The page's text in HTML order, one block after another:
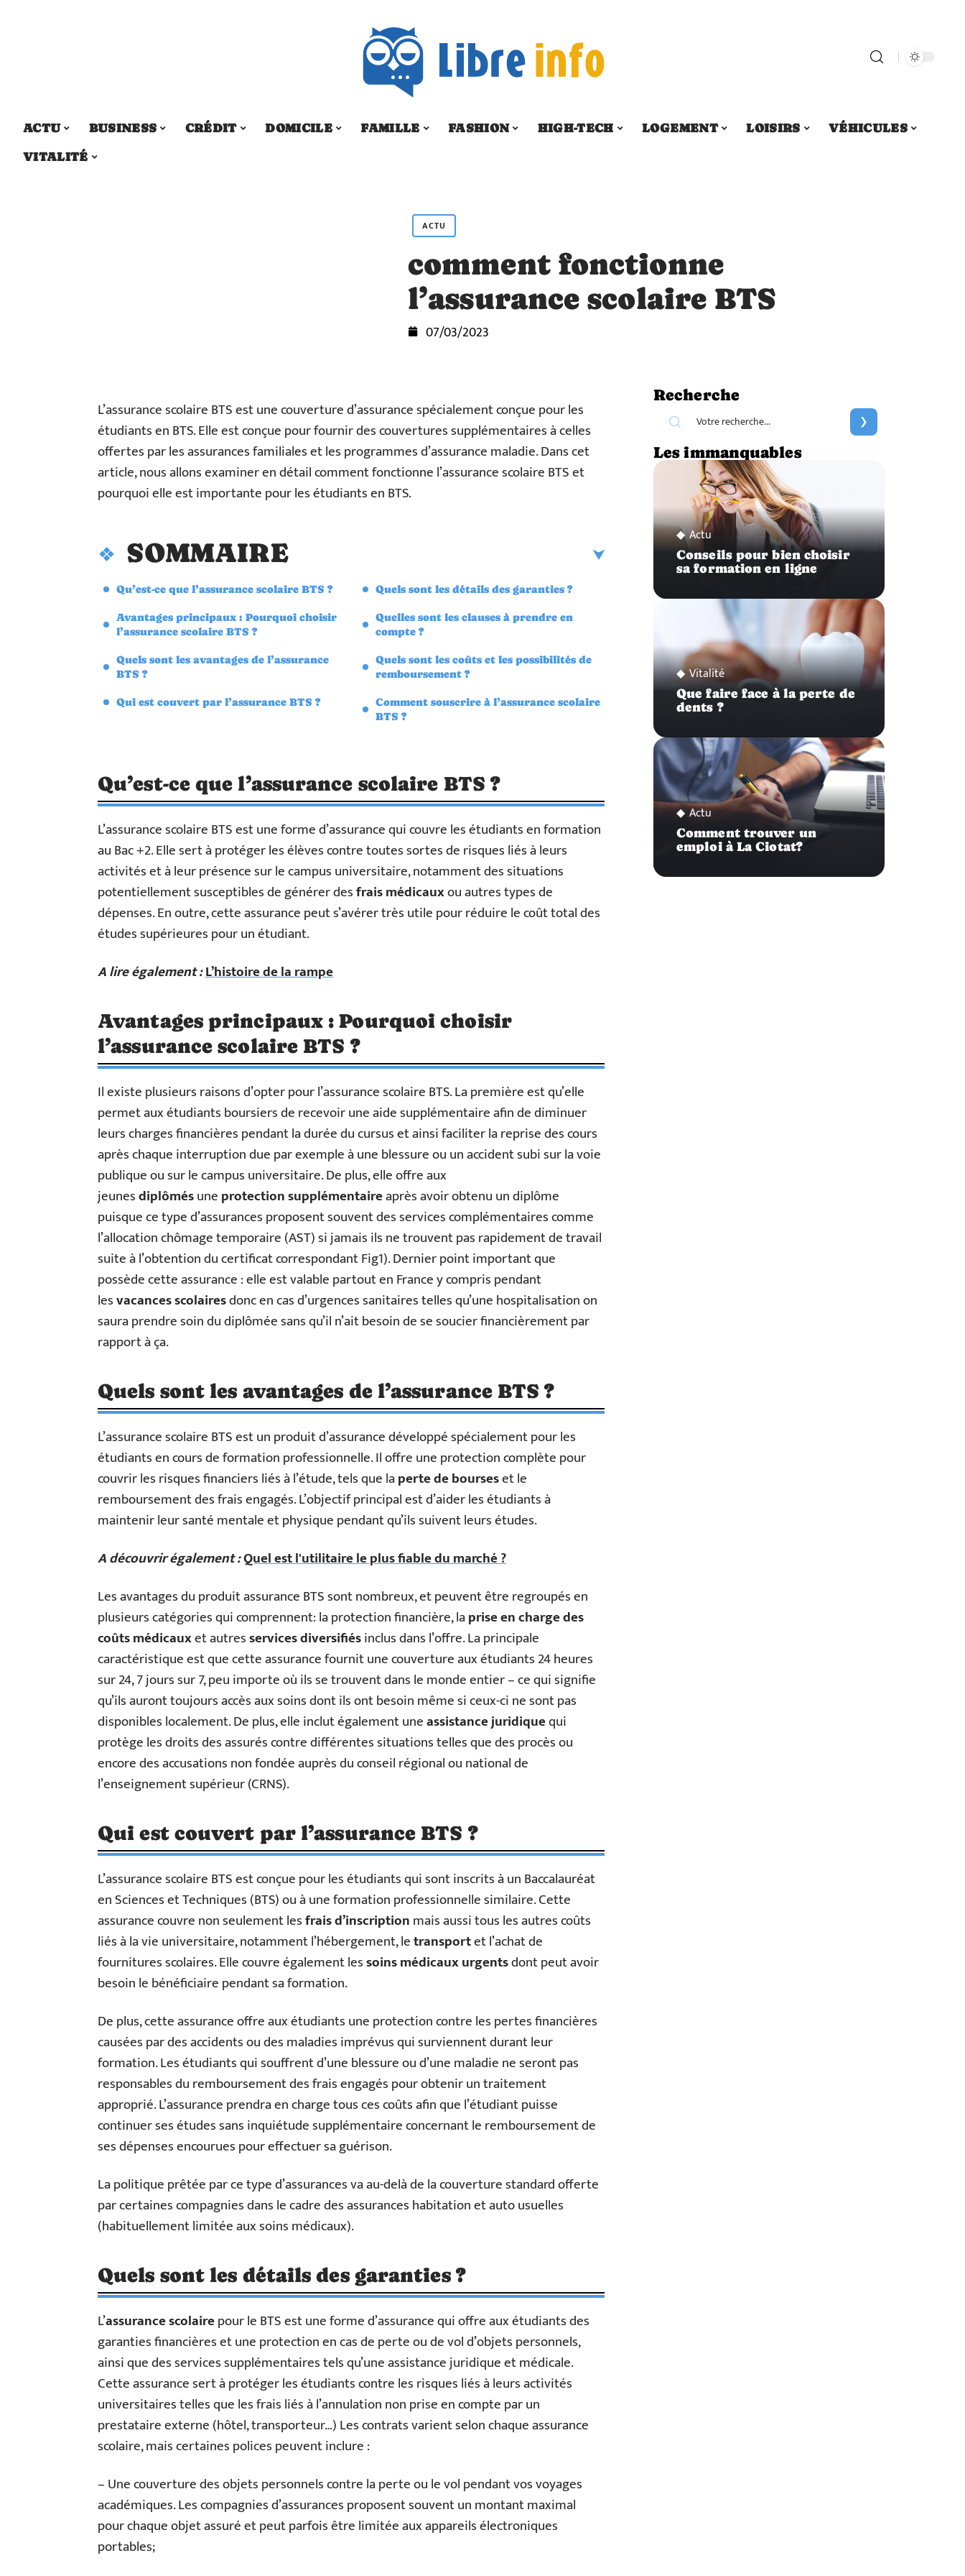
ACTU BUSINESS CRÉDIT DOMICILE FAMILLE FASHION HIGH-TECH LOGEMENT LOISIRS
VÉHICULES
VITALITÉ
ACTU
comment fonctionne
l’assurance scolaire BTS
07/03/2023
L’assurance scolaire BTS est une couverture d’assurance spécialement conçue pour les
étudiants en BTS. Elle est conçue pour fournir des couvertures supplémentaires à celles
offertes par les assurances familiales et les programmes d’assurance maladie. Dans cet
article, nous allons examiner en détail comment fonctionne l’assurance scolaire BTS et
pourquoi elle est importante pour les étudiants en BTS.
SOMMAIRE
Qu’est-ce que l’assurance scolaire BTS ?
Avantages principaux : Pourquoi choisir
l’assurance scolaire BTS ?
Quels sont les avantages de l’assurance
BTS ?
Qui est couvert par l’assurance BTS ?
Quels sont les détails des garanties ?
Quelles sont les clauses à prendre en
compte ?
Quels sont les coûts et les possibilités de
remboursement ?
Comment souscrire à l’assurance scolaire
BTS ?
Qu’est-ce que l’assurance scolaire BTS ?
L’assurance scolaire BTS est une forme d’assurance qui couvre les étudiants en formation
au Bac +2. Elle sert à protéger les élèves contre toutes sortes de risques liés à leurs
activités et à leur présence sur le campus universitaire, notamment des situations
potentiellement susceptibles de générer desfrais médicauxou autres types de
dépenses. En outre, cette assurance peut s’avérer très utile pour réduire le coût total des
études supérieures pour un étudiant.
A lire également :L’histoire de la rampe
Avantages principaux : Pourquoi choisir
l’assurance scolaire BTS ?
Il existe plusieurs raisons d’opter pour l’assurance scolaire BTS. La première est qu’elle
permet aux étudiants boursiers de recevoir une aide supplémentaire afin de diminuer
leurs charges financières pendant la durée du cursus et ainsi faciliter la reprise des cours
après chaque interruption due par exemple à une blessure ou un accident subi sur la voie
publique ou sur le campus universitaire. De plus, elle offre aux
jeunesdiplômésuneprotection supplémentaireaprès avoir obtenu un diplôme
puisque ce type d’assurances proposent souvent des services complémentaires comme
l’allocation chômage temporaire (AST) si jamais ils ne trouvent pas rapidement de travail
suite à l’obtention du certificat correspondant Fig1). Dernier point important que
possède cette assurance : elle est valable partout en France y compris pendant
lesvacances scolairesdonc en cas d’urgences sanitaires telles qu’une hospitalisation on
saura prendre soin du diplômée sans qu’il n’ait besoin de se soucier financièrement par
rapport à ça.
Quels sont les avantages de l’assurance BTS ?
L’assurance scolaire BTS est un produit d’assurance développé spécialement pour les
étudiants en cours de formation professionnelle. Il offre une protection complète pour
couvrir les risques financiers liés à l’étude, tels que laperte de bourseset le
remboursement des frais engagés. L’objectif principal est d’aider les étudiants à
maintenir leur santé mentale et physique pendant qu’ils suivent leurs études.
A découvrir également :Quel est l'utilitaire le plus fiable du marché ?
Les avantages du produit assurance BTS sont nombreux, et peuvent être regroupés en
plusieurs catégories qui comprennent: la protection financière, laprise en charge des
coûts médicauxet autresservices diversifiésinclus dans l’offre. La principale
caractéristique est que cette assurance fournit une couverture aux étudiants 24 heures
sur 24, 7 jours sur 7, peu importe où ils se trouvent dans le monde entier – ce qui signifie
qu’ils auront toujours accès aux soins dont ils ont besoin même si ceux-ci ne sont pas
disponibles localement. De plus, elle inclut également uneassistance juridiquequi
protège les droits des assurés contre différentes situations telles que des procès ou
encore des accusations non fondée auprès du conseil régional ou national de
l’enseignement supérieur (CRNS).
Qui est couvert par l’assurance BTS ?
L’assurance scolaire BTS est conçue pour les étudiants qui sont inscrits à un Baccalauréat
en Sciences et Techniques (BTS) ou à une formation professionnelle similaire. Cette
assurance couvre non seulement lesfrais d’inscriptionmais aussi tous les autres coûts
liés à la vie universitaire, notamment l’hébergement, letransportet l’achat de
fournitures scolaires. Elle couvre également lessoins médicaux urgentsdont peut avoir
besoin le bénéficiaire pendant sa formation.
De plus, cette assurance offre aux étudiants une protection contre les pertes financières
causées par des accidents ou des maladies imprévus qui surviennent durant leur
formation. Les étudiants qui souffrent d’une blessure ou d’une maladie ne seront pas
responsables du remboursement des frais engagés pour obtenir un traitement
approprié. L’assurance prendra en charge tous ces coûts afin que l’étudiant puisse
continuer ses études sans inquiétude supplémentaire concernant le remboursement de
ses dépenses encourues pour effectuer sa guérison.
La politique prêtée par ce type d’assurances va au-delà de la couverture standard offerte
par certaines compagnies dans le cadre des assurances habitation et auto usuelles
(habituellement limitée aux soins médicaux).
Quels sont les détails des garanties ?
L’assurance scolairepour le BTS est une forme d’assurance qui offre aux étudiants des
garanties financières et une protection en cas de perte ou de vol d’objets personnels,
ainsi que des services supplémentaires tels qu’une assistance juridique et médicale.
Cette assurance sert à protéger les étudiants contre les risques liés à leurs activités
universitaires telles que les frais liés à l’annulation non prise en compte par un
prestataire externe (hôtel, transporteur…) Les contrats varient selon chaque assurance
scolaire, mais certaines polices peuvent inclure :
– Une couverture des objets personnels contre la perte ou le vol pendant vos voyages
académiques. Les compagnies d’assurances proposent souvent un montant maximal
pour chaque objet assuré et peut parfois être limitée aux appareils électroniques
portables;
Recherche
Les immanquables
Actu
Conseils pour bien choisir
sa formation en ligne
Vitalité
Que faire face à la perte de
dents ?
Actu
Comment trouver un
emploi à La Ciotat?